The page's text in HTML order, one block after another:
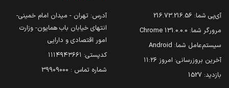
آی‌پی شما: 216.73.216.56
مرورگر شما: 131.0.0.0 Chrome
سیستم‌عامل شما: Android
آخرین بروزرسانی: امروز ۱۱:۲۶
بازدید: 1527
آدرس: تهران - میدان امام خمینی-
انتهای خیابان باب همایون- وزارت
امور اقتصادی و دارایی
کدپستی: ۱۱۱۴۹۴۳۶۶۱
شماره تماس : 39909000